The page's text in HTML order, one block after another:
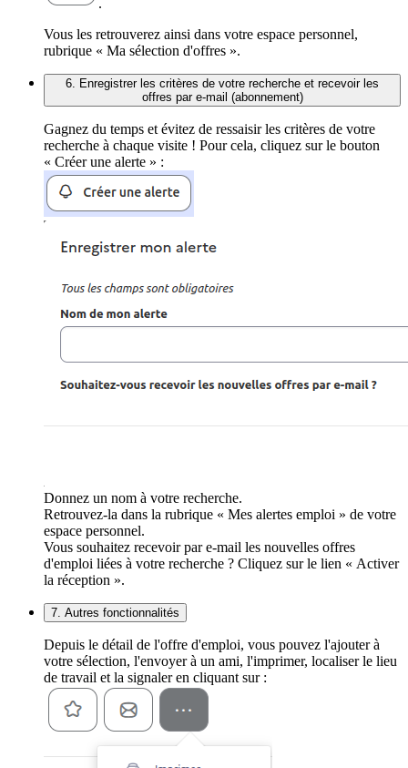
Vous les retrouverez ainsi dans votre espace personnel,
rubrique « Ma sélection d'offres ».
6. Enregistrer les critères de votre recherche et recevoir les
offres par e-mail (abonnement)
Gagnez du temps et évitez de ressaisir les critères de votre
recherche à chaque visite ! Pour cela, cliquez sur le bouton
« Créer une alerte » :
Donnez un nom à votre recherche.
Retrouvez-la dans la rubrique « Mes alertes emploi » de votre
espace personnel.
Vous souhaitez recevoir par e-mail les nouvelles offres
d'emploi liées à votre recherche ? Cliquez sur le lien « Activer
la réception ».
7. Autres fonctionnalités
Depuis le détail de l'offre d'emploi, vous pouvez l'ajouter à
votre sélection, l'envoyer à un ami, l'imprimer, localiser le lieu
de travail et la signaler en cliquant sur :